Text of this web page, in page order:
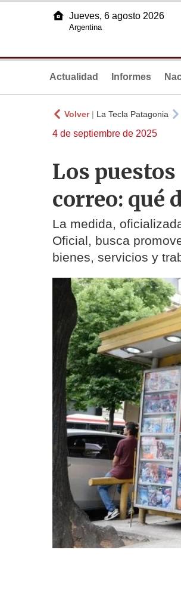
Jueves, 6 agosto 2026
Argentina
Actualidad Informes
Volver| La Tecla Patagonia
4 de septiembre de 2025
Los
correo: qué
La medida,
Oficial, busca
bienes, servicios y